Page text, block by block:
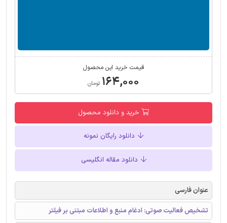
قیمت خرید این محصول
۱۶۴,۰۰۰ تومان
خرید و دانلود محصول
دانلود رایگان نمونه
دانلود مقاله انگلیسی
عنوان فارسی
تشخیص فعالیت صوتی: ادغام منبع و اطلاعات مبتنی بر فیلتر